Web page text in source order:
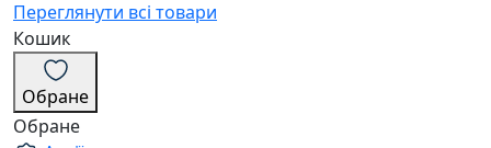
Переглянути всі товари
Кошик
Обране
Обране